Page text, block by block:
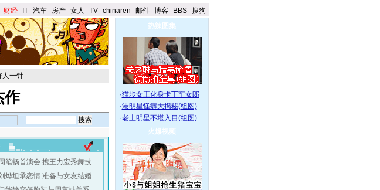
- 财经- IT-汽车- 房产-女人 -TV-chinaren -邮件-博客- BBS-搜狗
人一针
作
笔畅首演会 携王力宏秀舞技
烨坦承恋情 准备与女友结婚
热辣图集
·猫步女王化身卡丁车女郎
·港明星怪癖大揭秘(组图)
·老土明星不堪入目(组图)
火爆视频